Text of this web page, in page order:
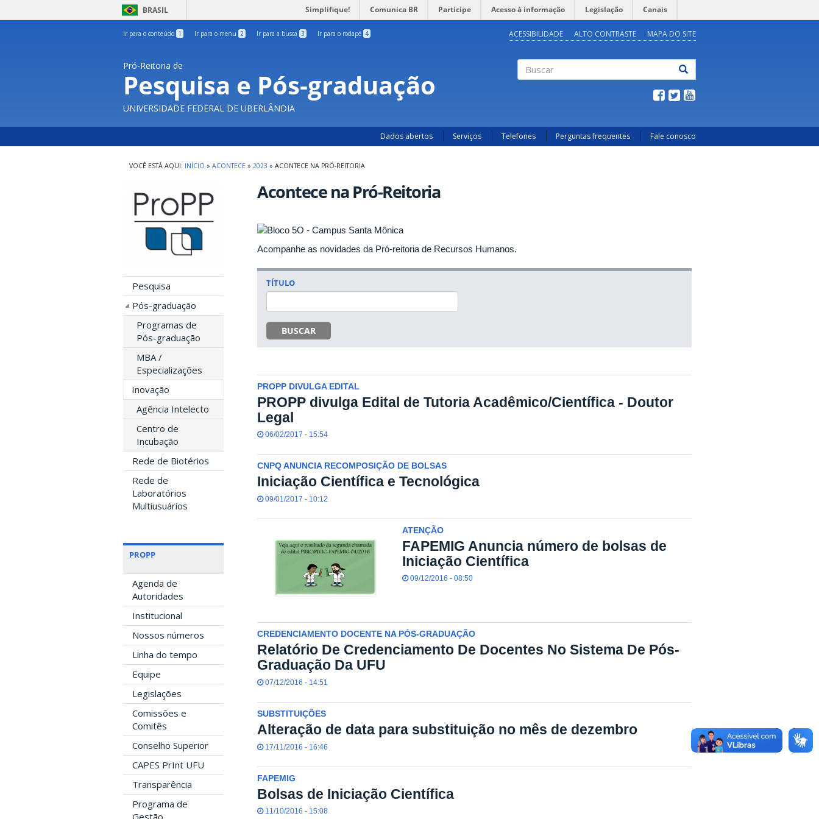
BRASIL Simplifique! Comunica BR Participe Acesso à informação Legislação Canais
Ir para o conteúdo 1 Ir para o menu 2 Ir para a busca 3 Ir para o rodapé 4 ACESSIBILIDADE ALTO CONTRASTE MAPA DO SITE
Pró-Reitoria de
Pesquisa e Pós-graduação
UNIVERSIDADE FEDERAL DE UBERLÂNDIA
Dados abertos Serviços Telefones Perguntas frequentes Fale conosco
INÍCIO » ACONTECE » 2023 » ACONTECE NA PRÓ-REITORIA
Pesquisa
Pós-graduação
Programas de
Pós-graduação
MBA /
Especializações
Inovação
Agência Intelecto
Centro de
Incubação
Rede de Biotérios
Rede de
Laboratórios
Multiusuários
PROPP
Agenda de
Autoridades
Institucional
Nossos números
Linha do tempo
Equipe
Legislações
Comissões e
Comitês
Conselho Superior
CAPES PrInt UFU
Transparência
Programa de
Acontece na Pró-Reitoria
Acompanhe as novidades da Pró-reitoria de Recursos Humanos.
TÍTULO
BUSCAR
PROPP DIVULGA EDITAL
PROPP divulga Edital de Tutoria Acadêmico/Científica - Doutor
Legal
06/02/2017 - 15:54
CNPQ ANUNCIA RECOMPOSIÇÃO DE BOLSAS
Iniciação Científica e Tecnológica
09/01/2017 - 10:12
ATENÇÃO
FAPEMIG Anuncia número de bolsas de
Iniciação Científica
09/12/2016 - 08:50
CREDENCIAMENTO DOCENTE NA PÓS-GRADUAÇÃO
Relatório De Credenciamento De Docentes No Sistema De Pós-
Graduação Da UFU
07/12/2016 - 14:51
SUBSTITUIÇÕES
Alteração de data para substituição no mês de dezembro
17/11/2016 - 16:46
FAPEMIG
Bolsas de Iniciação Científica
11/10/2016 - 15:08